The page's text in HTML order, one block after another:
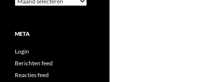
META
Login
Berichten feed
Reacties feed